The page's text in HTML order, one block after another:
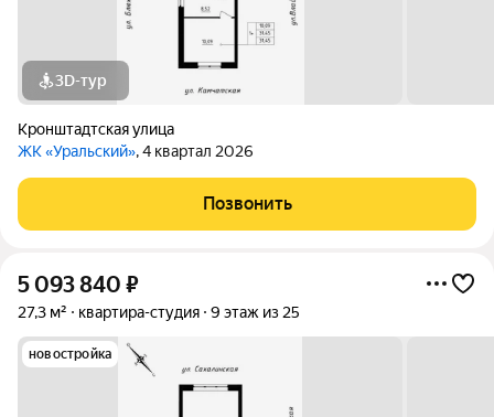
3D-тур
Кронштадтская улица
ЖК «Уральский», 4 квартал 2026
Позвонить
5 093 840 ₽
27,3 м² квартира-студия 9 этаж из 25
новостройка